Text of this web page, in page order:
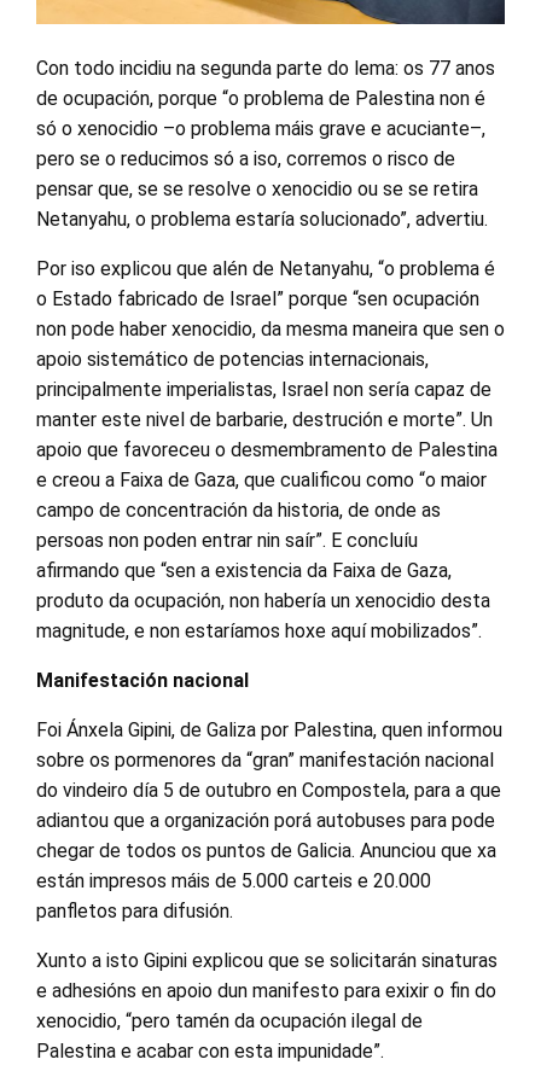
Con todo incidiu na segunda parte do lema: os 77 anos
de ocupación, porque “o problema de Palestina non é
só o xenocidio –o problema máis grave e acuciante–,
pero se o reducimos só a iso, corremos o risco de
pensar que, se se resolve o xenocidio ou se se retira
Netanyahu, o problema estaría solucionado”, advertiu.
Por iso explicou que alén de Netanyahu, “o problema é
o Estado fabricado de Israel” porque “sen ocupación
non pode haber xenocidio, da mesma maneira que sen o
apoio sistemático de potencias internacionais,
principalmente imperialistas, Israel non sería capaz de
manter este nivel de barbarie, destrución e morte”. Un
apoio que favoreceu o desmembramento de Palestina
e creou a Faixa de Gaza, que cualificou como “o maior
campo de concentración da historia, de onde as
persoas non poden entrar nin saír”. E concluíu
afirmando que “sen a existencia da Faixa de Gaza,
produto da ocupación, non habería un xenocidio desta
magnitude, e non estaríamos hoxe aquí mobilizados”.
Manifestación nacional
Foi Ánxela Gipini, de Galiza por Palestina, quen informou
sobre os pormenores da “gran” manifestación nacional
do vindeiro día 5 de outubro en Compostela, para a que
adiantou que a organización porá autobuses para pode
chegar de todos os puntos de Galicia. Anunciou que xa
están impresos máis de 5.000 carteis e 20.000
panfletos para difusión.
Xunto a isto Gipini explicou que se solicitarán sinaturas
e adhesións en apoio dun manifesto para exixir o fin do
xenocidio, “pero tamén da ocupación ilegal de
Palestina e acabar con esta impunidade”.